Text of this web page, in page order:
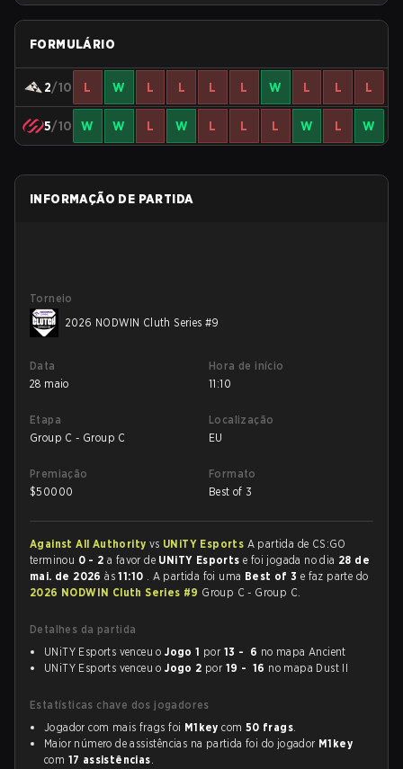
FORMULÁRIO
2/10 L W L L L L W L L L
5/10 W W L W L L L W L W
INFORMAÇÃO DE PARTIDA
Torneio
2026 NODWIN Cluth Series #9
Data
28 maio
Hora de início
11:10
Etapa
Group C - Group C
Localização
EU
Premiação
$50000
Formato
Best of 3
Against All Authority vs UNiTY Esports A partida de CS:GO
terminou 0 - 2 a favor de UNiTY Esportse foi jogada no dia 28 de
mai. de 2026às11:10 . A partida foi uma Best of 3 e faz parte do
2026 NODWIN Cluth Series #9 Group C - Group C.
Detalhes da partida
UNiTY Esports venceu oJogo 1 por 13 - 6 no mapa Ancient
UNiTY Esports venceu oJogo 2 por 19 - 16 no mapa Dust II
Estatísticas chave dos jogadores
Jogador com mais frags foi M1key com 50 frags.
Maior número de assistências na partida foi do jogador M1key
com 17 assistências.